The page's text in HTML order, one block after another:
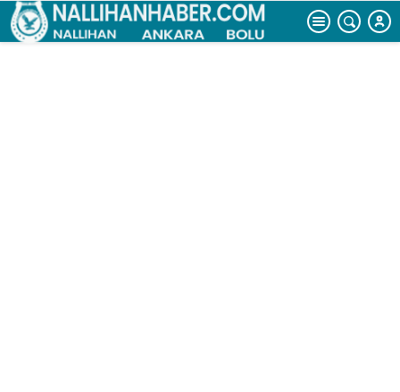
önlemlerini
açıkladı